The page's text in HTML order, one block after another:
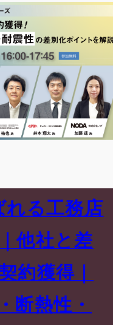
れる工務店
他社と差
約獲得｜
断熱性・